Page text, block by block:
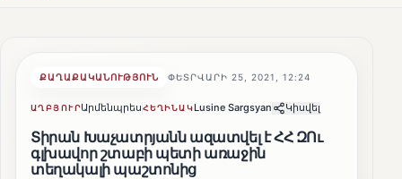
ՔԱՂԱՔԱԿԱՆՈՒԹՅՈՒՆ ՓԵՏՐՎԱՐԻ 25, 2021, 12:24
ԱՂԲՅՈՒՐԱրմենպրեսՀԵՂԻՆԱԿLusine Sargsyan Կիսվել
Տիրան Խաչատրյանն ազատվել է ՀՀ ԶՈւ
գլխավոր շտաբի պետի առաջին
տեղակալի պաշտոնից